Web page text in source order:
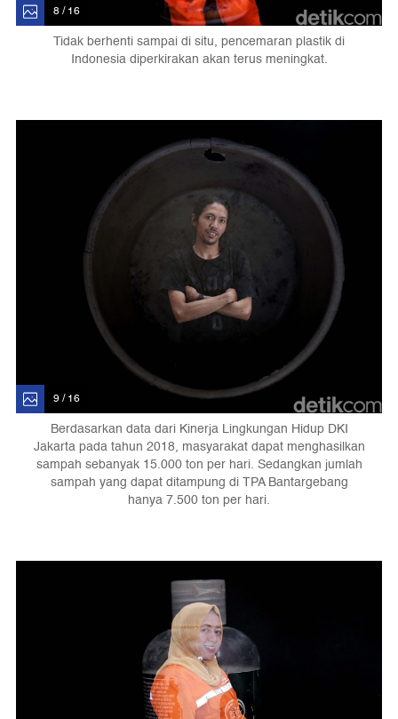
8 / 16
Tidak berhenti sampai di situ, pencemaran plastik di
Indonesia diperkirakan akan terus meningkat.
9 / 16
Berdasarkan data dari Kinerja Lingkungan Hidup DKI
Jakarta pada tahun 2018, masyarakat dapat menghasilkan
sampah sebanyak 15.000 ton per hari. Sedangkan jumlah
sampah yang dapat ditampung di TPA Bantargebang
hanya 7.500 ton per hari.